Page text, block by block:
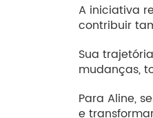
A iniciativa
contribuir
Sua
mudanças,
Para Aline,
e